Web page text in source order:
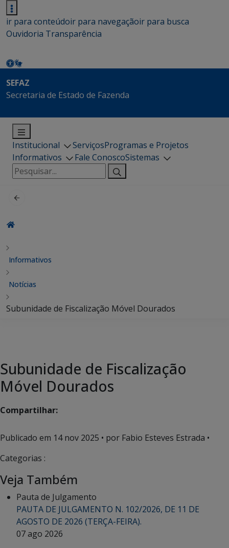
ir para conteúdoir para navegaçãoir para busca
Ouvidoria Transparência
SEFAZ
Secretaria de Estado de Fazenda
Institucional ServiçosProgramas e Projetos
Informativos
Fale ConoscoSistemas
Pesquisar
por:
Informativos
Notícias
Subunidade de Fiscalização Móvel Dourados
Subunidade de Fiscalização
Móvel Dourados
Compartilhar:
Publicado em 14 nov 2025 • por Fabio Esteves Estrada •
Categorias :
Veja Também
Pauta de Julgamento
PAUTA DE JULGAMENTO N. 102/2026, DE 11 DE
AGOSTO DE 2026 (TERÇA-FEIRA).
07 ago 2026